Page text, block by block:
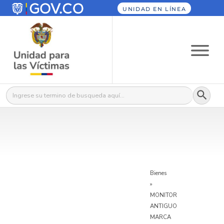
UNIDAD EN LÍNEA
Buscar: Botón
Bienes
»
MONITOR
ANTIGUO
MARCA